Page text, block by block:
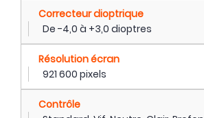
Correcteur dioptrique
De -4,0 à +3,0 dioptres
Résolution écran
921 600 pixels
Contrôle